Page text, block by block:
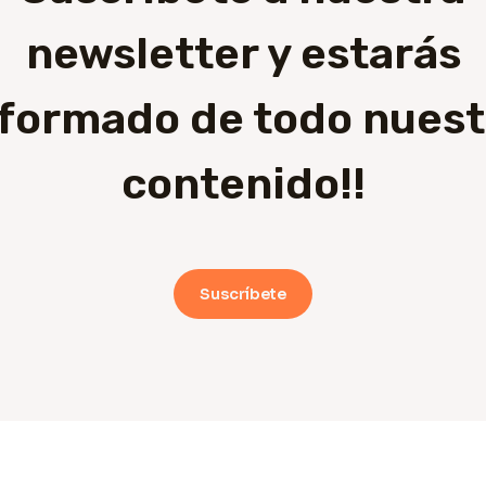
newsletter y estarás
de todo
contenido!!
Suscríbete